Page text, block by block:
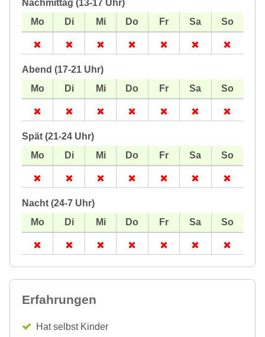
Nachmittag (13-17 Uhr)
Abend (17-21 Uhr)
Spät (21-24 Uhr)
Nacht (24-7 Uhr)
Erfahrungen
Hat selbst Kinder